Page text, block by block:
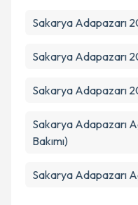
Sakarya Adapazarı
Sakarya Adapazarı
Sakarya Adapazarı
Sakarya Adapazarı
Bakımı)
Sakarya Adapazarı